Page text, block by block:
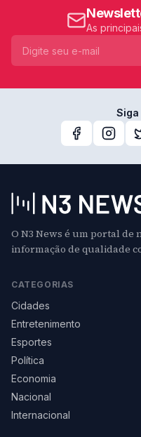
As
Siga
O N3 News é um portal de
informação de qualidade
CATEGORIAS
Cidades
Entretenimento
Esportes
Política
Economia
Nacional
Internacional